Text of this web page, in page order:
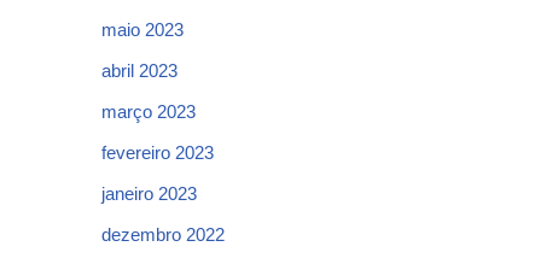
maio 2023
abril 2023
março 2023
fevereiro 2023
janeiro 2023
dezembro 2022